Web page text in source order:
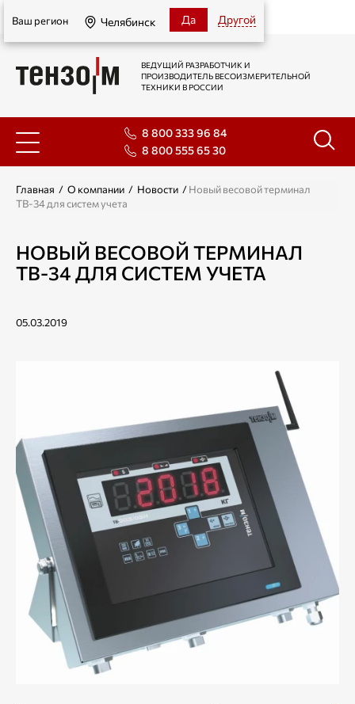
Челябинск
Ваш регион Челябинск Да Другой
ВЕДУЩИЙ РАЗРАБОТЧИК И
ПРОИЗВОДИТЕЛЬ ВЕСОИЗМЕРИТЕЛЬНОЙ
ТЕХНИКИ В РОССИИ
8 800 333 96 84
8 800 555 65 30
Главная / О компании / Новости /Новый весовой терминал
ТВ-34 для систем учета
НОВЫЙ ВЕСОВОЙ ТЕРМИНАЛ
ТВ-34 ДЛЯ СИСТЕМ УЧЕТА
05.03.2019